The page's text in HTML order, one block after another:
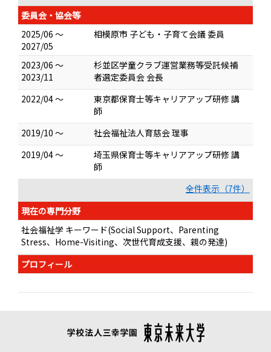
委員会・協会等
2025/06 ～
2027/05
相模原市 子ども・子育て会議 委員
2023/06 ～
2023/11
杉並区学童クラブ運営業務等受託候補
者選定委員会 会長
2022/04 ～
東京都保育士等キャリアアップ研修 講
師
2019/10 ～
社会福祉法人育慈会 理事
2019/04 ～
埼玉県保育士等キャリアアップ研修 講
師
全件表示（7件）
現在の専門分野
社会福祉学 キーワード(Social Support、Parenting
Stress、Home-Visiting、次世代育成支援、親の発達)
プロフィール